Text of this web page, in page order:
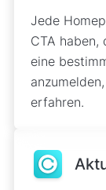
Jede
CTA haben,
eine
erfahren.